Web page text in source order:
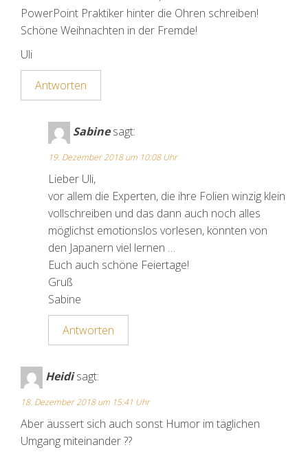
PowerPoint Praktiker hinter die Ohren schreiben!
Schöne Weihnachten in der Fremde!
Uli
Antworten
Sabine sagt:
19. Dezember 2018 um 10:08 Uhr
Lieber Uli,
vor allem die Experten, die ihre Folien winzig klein
vollschreiben und das dann auch noch alles
möglichst emotionslos vorlesen, könnten von
den Japanern viel lernen …
Euch auch schöne Feiertage!
Gruß
Sabine
Antworten
Heidi sagt:
18. Dezember 2018 um 15:41 Uhr
Aber äussert sich auch sonst Humor im täglichen
Umgang miteinander ??